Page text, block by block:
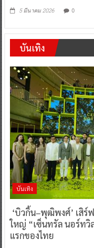
5 มีนาคม 2026 0
บันเทิง
บันเทิง
‘บิวกิ้น–พุฒิพงศ์’ เสิร์
ใหญ่ “เซ็นทรัล นอร์ทวิ
แรกของไทย